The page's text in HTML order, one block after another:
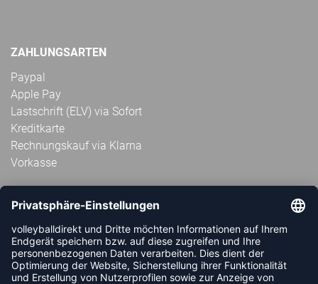
ZAHLUNGSARTEN
Paypal
Apple Pay
Lastschrift (ELV) via Sofort
Kreditkarte
Rechnungskauf via Klarna
Vorkasse
ABONNIERE JETZT DEN KOSTENLOSEN
VOLLEYBALLDIREKT-NEWSLETTER UND VERPASSE KEINE
NEUIGKEIT ODER AKTION MEHR.
JETZT ANMELDEN